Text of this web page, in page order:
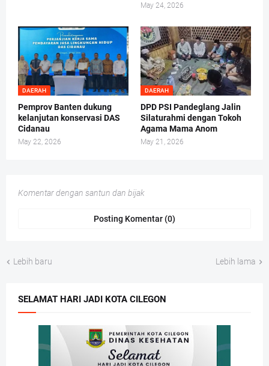
May 24, 2026
DAERAH
Pemprov Banten dukung
kelanjutan konservasi DAS
Cidanau
May 22, 2026
DAERAH
DPD PSI Pandeglang Jalin
Silaturahmi dengan Tokoh
Agama Mama Anom
May 21, 2026
Komentar dengan santun dan bijak
Posting Komentar (0)
Lebih baru Lebih lama
SELAMAT HARI JADI KOTA CILEGON